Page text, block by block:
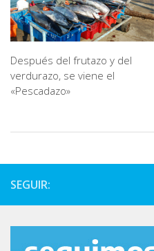
Después del frutazo y del
verdurazo, se viene el
«Pescadazo»
SEGUIR: